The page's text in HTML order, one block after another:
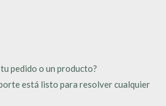
pedido o un producto?
está listo para resolver cualquier